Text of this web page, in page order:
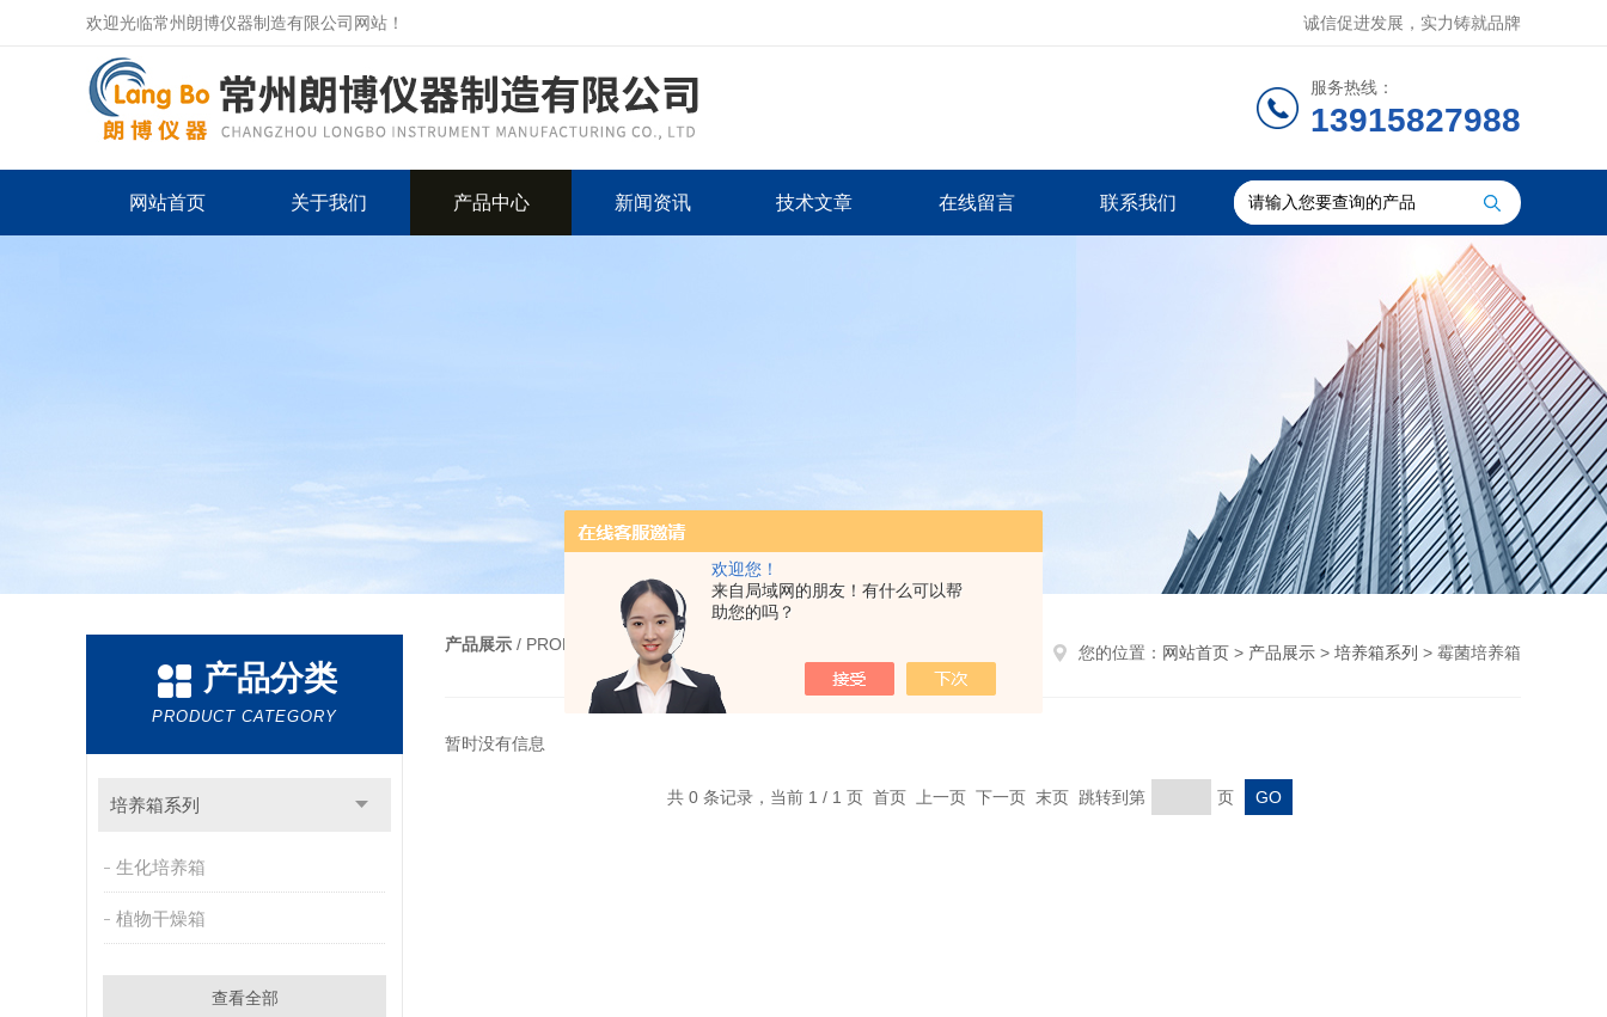
欢迎您！
来自局域网的朋友！有什么可以帮
助您的吗？
欢迎光临常州朗博仪器制造有限公司网站！ 诚信促进发展，实力铸就品牌
服务热线：
13915827988
网站首页 关于我们 产品中心 新闻资讯 技术文章 在线留言 联系我们
产品分类
PRODUCT CATEGORY
培养箱系列
生化培养箱
植物干燥箱
查看全部
产品展示 / PRODUCTS 您的位置： 网站首页 > 产品展示 > 培养箱系列 > 霉菌培养箱
暂时没有信息
共 0 条记录，当前 1 / 1 页 首页 上一页 下一页 末页 跳转到第 页